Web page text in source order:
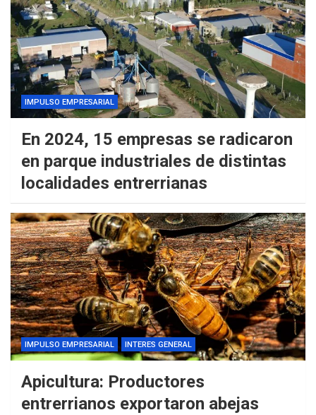
IMPULSO EMPRESARIAL
En 2024, 15 empresas se radicaron
en parque industriales de distintas
localidades entrerrianas
IMPULSO EMPRESARIAL INTERES GENERAL
Apicultura: Productores
entrerrianos exportaron abejas